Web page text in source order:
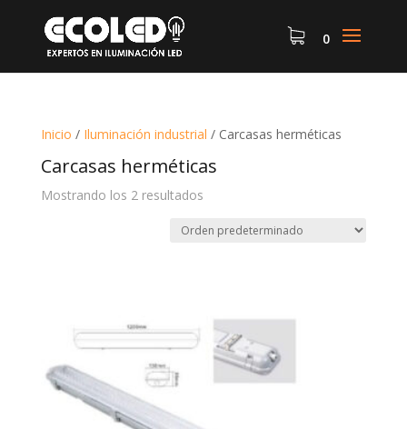
0
Inicio / Iluminación industrial / Carcasas herméticas
Carcasas herméticas
Mostrando los 2 resultados